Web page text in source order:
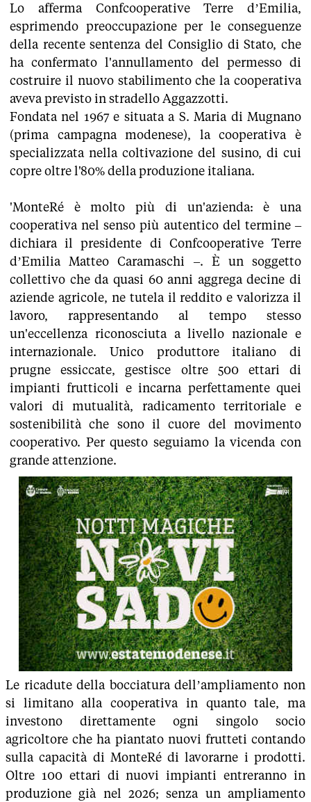
Lo afferma Confcooperative Terre d’Emilia,
esprimendo preoccupazione per le conseguenze
della recente sentenza del Consiglio di Stato, che
ha confermato l'annullamento del permesso di
costruire il nuovo stabilimento che la cooperativa
aveva previsto in stradello Aggazzotti.
Fondata nel 1967 e situata a S. Maria di Mugnano
(prima campagna modenese), la cooperativa è
specializzata nella coltivazione del susino, di cui
copre oltre l'80% della produzione italiana.
'MonteRé è molto più di un'azienda: è una
cooperativa nel senso più autentico del termine –
dichiara il presidente di Confcooperative Terre
d’Emilia Matteo Caramaschi –. È un soggetto
collettivo che da quasi 60 anni aggrega decine di
aziende agricole, ne tutela il reddito e valorizza il
lavoro, rappresentando al tempo stesso
un'eccellenza riconosciuta a livello nazionale e
internazionale. Unico produttore italiano di
prugne essiccate, gestisce oltre 500 ettari di
impianti frutticoli e incarna perfettamente quei
valori di mutualità, radicamento territoriale e
sostenibilità che sono il cuore del movimento
cooperativo. Per questo seguiamo la vicenda con
grande attenzione.
Le ricadute della bocciatura dell’ampliamento non
si limitano alla cooperativa in quanto tale, ma
investono direttamente ogni singolo socio
agricoltore che ha piantato nuovi frutteti contando
sulla capacità di MonteRé di lavorarne i prodotti.
Oltre 100 ettari di nuovi impianti entreranno in
produzione già nel 2026; senza un ampliamento